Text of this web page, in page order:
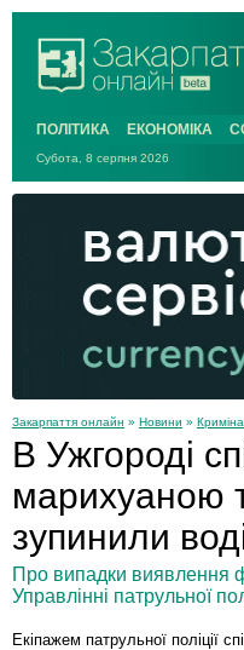
ПОЛІТИКА ЕКОНОМІКА
Субота, 8 серпня 2026
Закарпаття онлайн » Новини »
В Ужгороді
марихуаною
зупинили
Про випадки виявлення
Управлінні патрульної
Екіпажем патрульної поліції